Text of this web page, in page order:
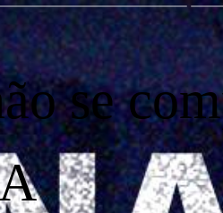
se